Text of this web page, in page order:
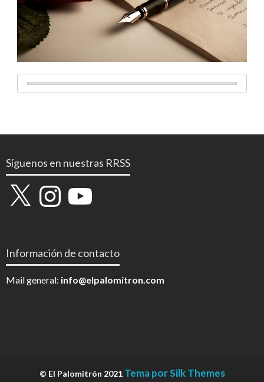
Síguenos en nuestras RRSS
X InstagramYouTube
Información de contacto
Mail general: info@elpalomitron.com
© El Palomitrón 2021 Tema por Silk Themes